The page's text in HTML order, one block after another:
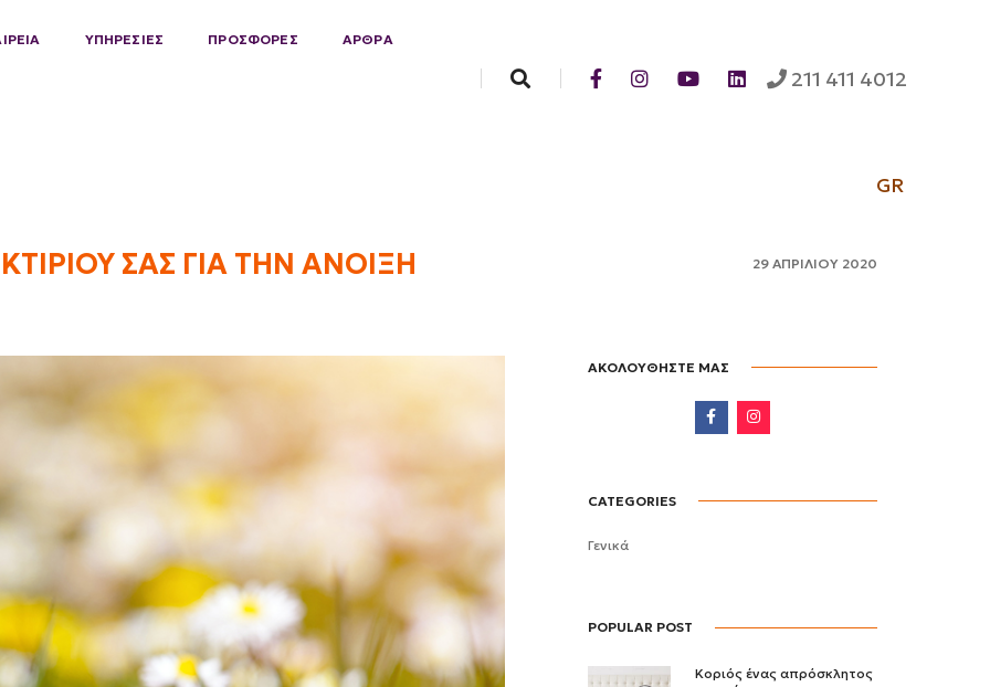
ΥΠΗΡΕΣΙΕΣ ΠΡΟΣΦΟΡΕΣ ΑΡΘΡΑ
Search 211 411 4012
GR
ΣΑΣ ΓΙΑ ΤΗΝ ΑΝΟΙΞΗ 29 ΑΠΡΙΛΙΟΥ 2020
ΑΚΟΛΟΥΘΗΣΤΕ ΜΑΣ
CATEGORIES
Γενικά
POPULAR POST
Κοριός ένας απρόσκλητος